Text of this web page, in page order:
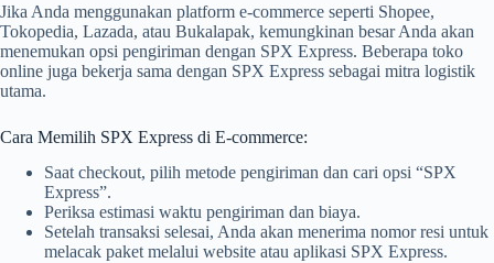
Jika Anda menggunakan platform e-commerce seperti Shopee,
Tokopedia, Lazada, atau Bukalapak, kemungkinan besar Anda akan
menemukan opsi pengiriman dengan SPX Express. Beberapa toko
online juga bekerja sama dengan SPX Express sebagai mitra logistik
utama.
Cara Memilih SPX Express di E-commerce:
Saat checkout, pilih metode pengiriman dan cari opsi “SPX
Express”.
Periksa estimasi waktu pengiriman dan biaya.
Setelah transaksi selesai, Anda akan menerima nomor resi untuk
melacak paket melalui website atau aplikasi SPX Express.